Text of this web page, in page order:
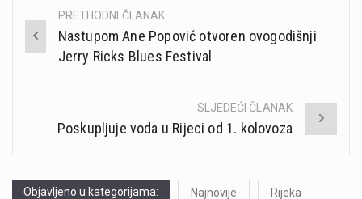
Post
navigation
PRETHODNI ČLANAK
Nastupom Ane Popović otvoren ovogodišnji
Jerry Ricks Blues Festival
SLJEDEĆI ČLANAK
Poskupljuje voda u Rijeci od 1. kolovoza
Objavljeno u kategorijama: Najnovije Rijeka